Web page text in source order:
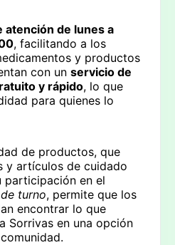
atención de lunes a
, facilitando a los
y productos
con un servicio de
y rápido, lo que
para quienes lo
de productos, que
y artículos de cuidado
participación en el
turno, permite que los
encontrar lo que
Sorrivas en una opción